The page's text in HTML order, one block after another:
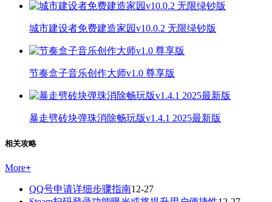
城市建设者免费建造家园v10.0.2 无限绿钞版
节奏盒子音乐创作大师v1.0 尊享版
暴走劈砖块弹珠消除畅玩版v1.4.1 2025最新版
相关攻略
More+
QQ号申请详细步骤指南12-27